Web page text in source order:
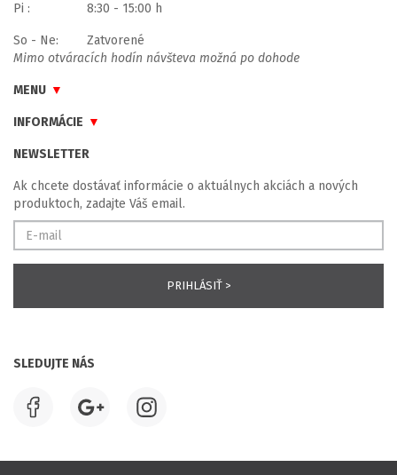
Pi : 8:30 - 15:00 h
So - Ne: Zatvorené
Mimo otváracích hodín návšteva možná po dohode
MENU
INFORMÁCIE
NEWSLETTER
Ak chcete dostávať informácie o aktuálnych akciách a nových
produktoch, zadajte Váš email.
SLEDUJTE NÁS